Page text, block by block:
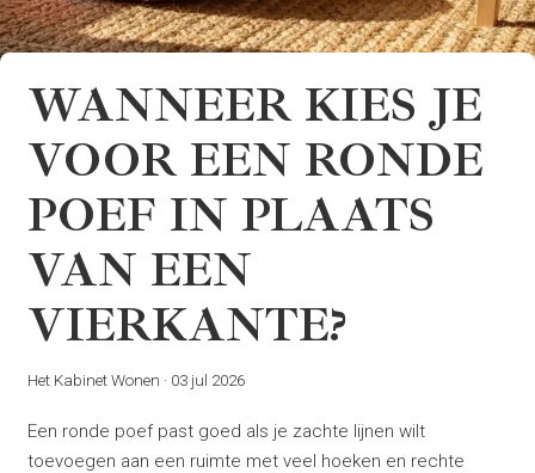
WANNEER KIES JE
VOOR EEN RONDE
POEF IN PLAATS
VAN EEN
VIERKANTE?
Het Kabinet Wonen · 03 jul 2026
Een ronde poef past goed als je zachte lijnen wilt
toevoegen aan een ruimte met veel hoeken en rechte